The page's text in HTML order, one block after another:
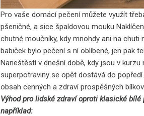
Pro vaše domácí pečení můžete využít
pšeničné, a sicešpaldovou mouku
chutné moučníky, kdy mnohdy ani na chuti
babiček bylo pečení s ní oblíbené, jen pak
Naneštěstí v dnešní době, kdy jsou v
superpotraviny se opět dostává do
obsah cenných a zdraví prospěšných
Výhod pro lidské zdraví oproti klasické
například: